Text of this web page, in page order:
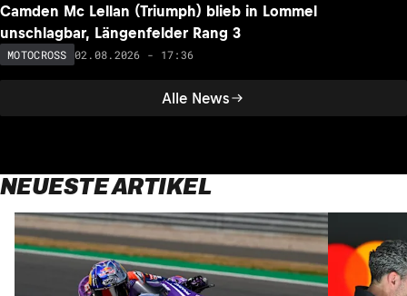
Alle News
Camden Mc Lellan (Triumph) blieb in Lommel
unschlagbar, Längenfelder Rang 3
MOTOCROSS 02.08.2026 - 17:36
NEUESTE ARTIKEL